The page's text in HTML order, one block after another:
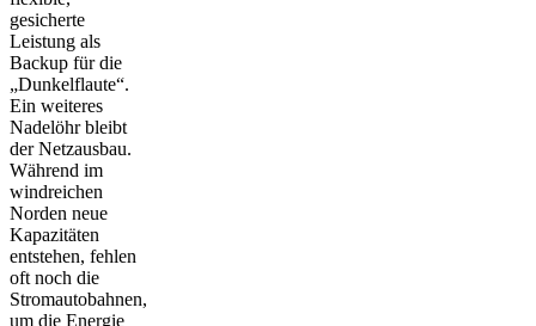
gesicherte
Leistung als
Backup für die
„Dunkelflaute“.
Ein weiteres
Nadelöhr bleibt
der Netzausbau.
Während im
windreichen
Norden neue
Kapazitäten
entstehen, fehlen
oft noch die
Stromautobahnen,
um die Energie